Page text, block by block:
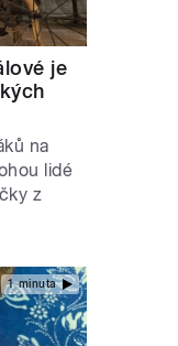
je
na
lidé
z
1 minuta